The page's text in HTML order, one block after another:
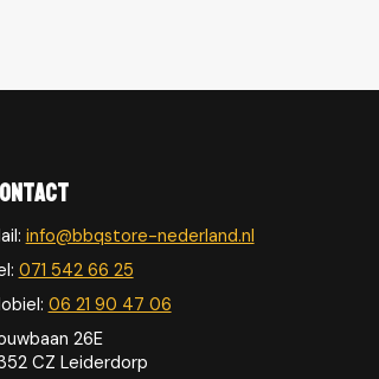
info@bbqstore-nederland.nl
071 542 66 25
06 21 90 47 06
26E
CZ Leiderdorp